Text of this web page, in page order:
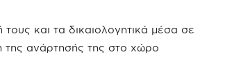
και τα δικαιολογητικά μέσα σε
ανάρτησής της στο χώρο